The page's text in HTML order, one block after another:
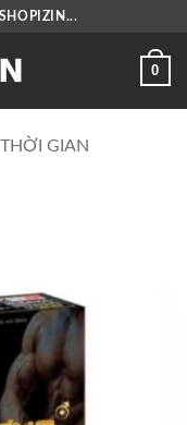
0
GIAN